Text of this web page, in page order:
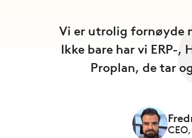
Vi er utrolig fornøyde
Ikke bare har vi ERP-,
Proplan, de tar